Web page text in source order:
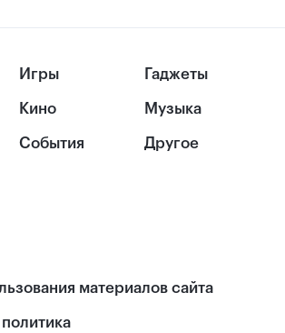
Игры
Кино
События
Гаджеты
Музыка
Другое
материалов сайта